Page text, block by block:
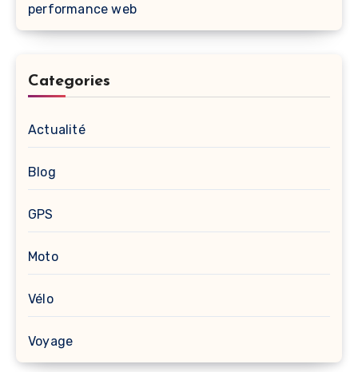
performance web
Categories
Actualité
Blog
GPS
Moto
Vélo
Voyage